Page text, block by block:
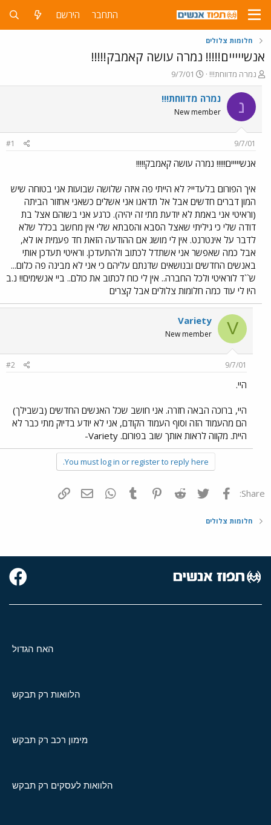
התחבר הירשם
חלומות צלולים
אנשייייים!!!!! נמרה עושה קאמבק!!!!!
פ
ו
ת
ח
ה
ש
א
נמרה מדווחת!!!
פ
ו
ר
ם
ר
9/7/01
נ נמרה מדווחת!!!
New member
9/7/01
#1
אנשייייים!!!!! נמרה עושה קאמבק!!!!!
איך הפורום בלעדיי? לא הייתי פה איזה שלושה שבועות אני בטוחה שיש
המון דברים חדשים אבל אל תדאגו אני אשלים כשאני אחזור הביתה
(וראיטי אני באמת לא יודעת מתי זה יהיה). כרגע אני בשוהם אצל בת
דודה שלי כי גיליתי שאצל הסבא והסבתא שלי אין מחשב בכלל שלא
לדבר על אינטרנט. אין לי מושג אם ההודעה הזאת חד פעמית או לא,
אבל כמה שאפשר אני אשתדל לכתוב ולהתעדכן. וראיטי תעדכן אותי
באנשים החדשים ובנושאים שדנתם עליהם כי אני לא מבינה פה כלום...
ש``ד לוראיטי ולכל החברה.. אין לי כוח לכתוב את כולם.. ביי אנשימים!! נ.ב
היו לי עוד כמה חלומות צלולים אבל קצרים
V
Variety
New member
9/7/01
#2
היי.
היי, ברוכה הבאה חזרה. אני חושב שכל האנשים החדשים (בשבילך)
הם מהעמוד הזה וסוף העמוד הקודם, אני לא יודע בדיוק מתי כבר לא
היית. מקווה לראות אותך שוב בפורום. Variety-
You must log in or register to reply here.
Share: פייסבוק Twitter
Reddit
Pinterest
Tumblr
WhatsAppדואר אלקטרוני
חלומות צלולים
האח הגדול
הלוואות רק תבקש
מימון רכב רק תבקש
הלוואות לעסקים רק תבקש